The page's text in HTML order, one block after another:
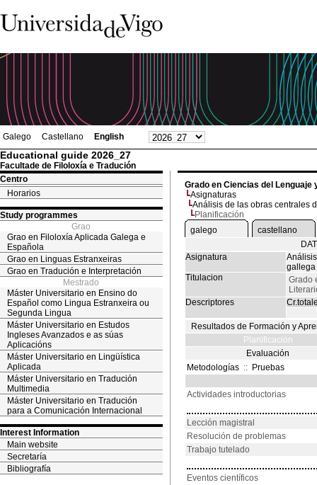
Galego Castellano English
Educational guide 2026_27
Facultade de Filoloxía e Tradución
Centro
Horarios
Study programmes
Grao
Grao en Filoloxía Aplicada Galega e
Española
Grao en Linguas Estranxeiras
Grao en Tradución e Interpretación
Mestrado
Máster Universitario en Ensino do
Español como Lingua Estranxeira ou
Segunda Lingua
Máster Universitario en Estudos
Ingleses Avanzados e as súas
Aplicacións
Máster Universitario en Lingüística
Aplicada
Máster Universitario en Tradución
Multimedia
Máster Universitario en Tradución
para a Comunicación Internacional
Interest Information
Main website
Secretaría
Bibliografía
Grado en Ciencias del
Asignaturas
Análisis de las obras centrales
Planificación
galego
castellano
Asignatura
gallega
Titulacion
Grado
Descriptores
Resultados de Formación y
Planificación
Evaluación
Metodologías :: Pruebas
Actividades introductorias
Lección magistral
Resolución de problemas
Trabajo tutelado
Eventos científicos